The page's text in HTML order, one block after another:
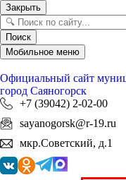
Закрыть
Поиск
Мобильное меню
Официальный сайт
город Саяногорск
+7 (39042) 2-02-00
sayanogorsk@r-19.ru
мкр.Советский, д.1